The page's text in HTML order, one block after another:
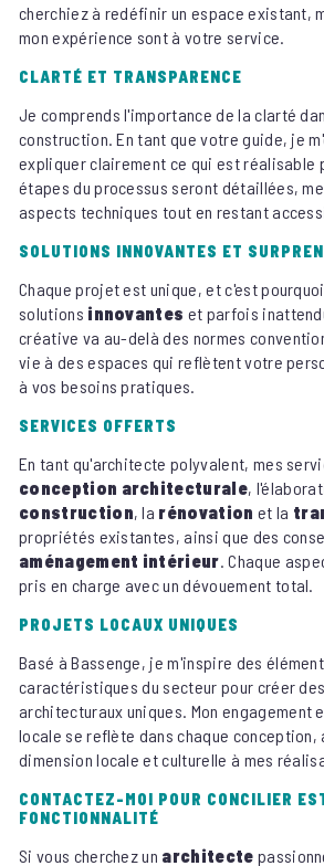
cherchiez à redéfinir un espace existant,
mon expérience sont à votre service.
CLARTÉ ET TRANSPARENCE
Je comprends l'importance de la clarté
construction. En tant que votre guide, je
expliquer clairement ce qui est réalisable
étapes du processus seront détaillées,
aspects techniques tout en restant
SOLUTIONS INNOVANTES ET
Chaque projet est unique, et c'est
solutions innovantes et parfois
créative va au-delà des normes
vie à des espaces qui reflètent votre
à vos besoins pratiques.
SERVICES OFFERTS
En tant qu'architecte polyvalent, mes
conception architecturale,
construction, la rénovation et la
propriétés existantes, ainsi que des
aménagement intérieur. Chaque
pris en charge avec un dévouement total.
PROJETS LOCAUX UNIQUES
Basé à Bassenge, je m'inspire des
caractéristiques du secteur pour créer
architecturaux uniques. Mon engagement
locale se reflète dans chaque conception,
dimension locale et culturelle à mes
CONTACTEZ-MOI POUR CONCILIER
FONCTIONNALITÉ
Si vous cherchez un architecte